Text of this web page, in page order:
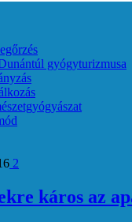
gyógyturizmusa
2
káros az